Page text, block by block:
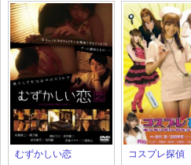
むずかしい恋 コスプレ探偵